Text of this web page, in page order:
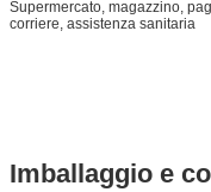
Supermercato, magazzino,
corriere, assistenza sanitaria
Imballaggio e